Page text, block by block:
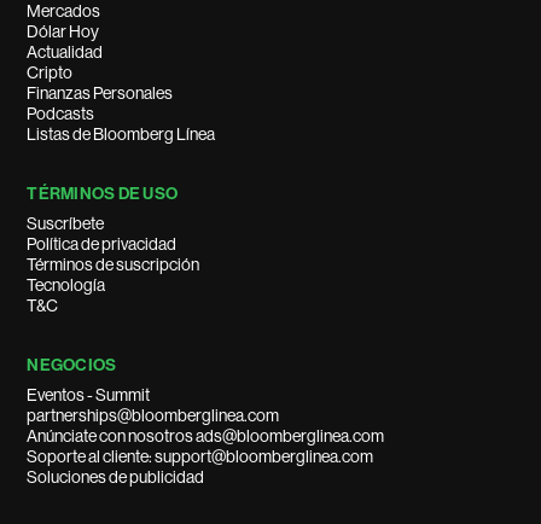
Mercados
Dólar Hoy
Actualidad
Cripto
Finanzas Personales
Podcasts
Listas de Bloomberg Línea
TÉRMINOS DE USO
Suscríbete
Política de privacidad
Términos de suscripción
Tecnología
T&C
NEGOCIOS
Eventos - Summit
partnerships@bloomberglinea.com
Anúnciate con nosotros ads@bloomberglinea.com
Soporte al cliente: support@bloomberglinea.com
Soluciones de publicidad